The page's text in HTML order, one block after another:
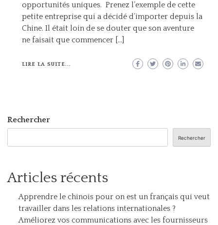
opportunités uniques. Prenez l’exemple de cette
petite entreprise qui a décidé d’importer depuis la
Chine. Il était loin de se douter que son aventure
ne faisait que commencer […]
LIRE LA SUITE...
Rechercher
Rechercher
Articles récents
Apprendre le chinois pour on est un français qui veut
travailler dans les relations internationales ?
Améliorez vos communications avec les fournisseurs